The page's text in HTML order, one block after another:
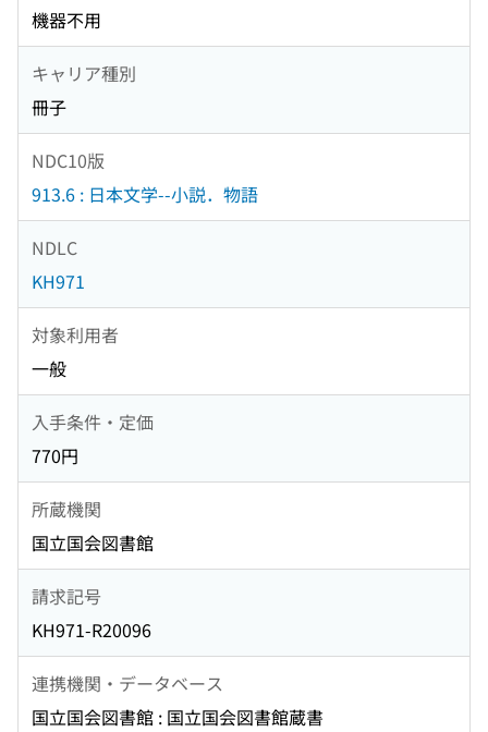
機器不用
キャリア種別
冊子
NDC10版
913.6 : 日本文学--小説．物語
NDLC
KH971
対象利用者
一般
入手条件・定価
770円
所蔵機関
国立国会図書館
請求記号
KH971-R20096
連携機関・データベース
国立国会図書館 : 国立国会図書館蔵書